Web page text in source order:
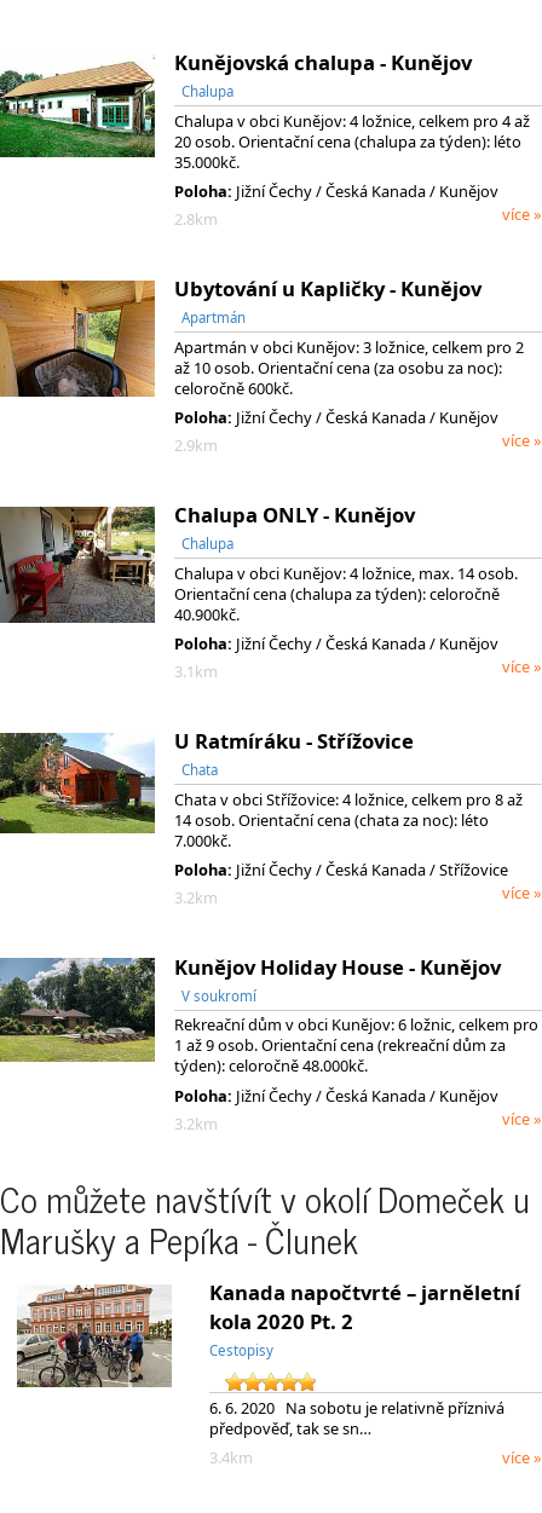
Kunějovská chalupa - Kunějov
Chalupa
Chalupa v obci Kunějov: 4 ložnice, celkem pro 4 až
20 osob. Orientační cena (chalupa za týden): léto
35.000kč.
Poloha: Jižní Čechy/ Česká Kanada/ Kunějov
2.8km
více »
Ubytování u Kapličky - Kunějov
Apartmán
Apartmán v obci Kunějov: 3 ložnice, celkem pro 2
až 10 osob. Orientační cena (za osobu za noc):
celoročně 600kč.
Poloha: Jižní Čechy/ Česká Kanada/ Kunějov
2.9km
více »
Chalupa ONLY - Kunějov
Chalupa
Chalupa v obci Kunějov: 4 ložnice, max. 14 osob.
Orientační cena (chalupa za týden): celoročně
40.900kč.
Poloha: Jižní Čechy/ Česká Kanada/ Kunějov
3.1km
více »
U Ratmíráku - Střížovice
Chata
Chata v obci Střížovice: 4 ložnice, celkem pro 8 až
14 osob. Orientační cena (chata za noc): léto
7.000kč.
Poloha: Jižní Čechy/ Česká Kanada/ Střížovice
3.2km
více »
Kunějov Holiday House - Kunějov
V soukromí
Rekreační dům v obci Kunějov: 6 ložnic, celkem pro
1 až 9 osob. Orientační cena (rekreační dům za
týden): celoročně 48.000kč.
Poloha: Jižní Čechy/ Česká Kanada/ Kunějov
3.2km
více »
Co můžete navštívít v okolí Domeček u
Marušky a Pepíka - Člunek
Kanada napočtvrté – jarněletní
kola 2020 Pt. 2
Cestopisy
6. 6. 2020 Na sobotu je relativně příznivá
předpověď, tak se sn…
3.4km
více »